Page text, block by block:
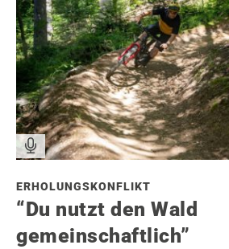
ERHOLUNGSKONFLIKT
“Du nutzt den Wald
gemeinschaftlich”